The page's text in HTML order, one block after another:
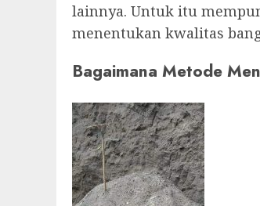
lainnya. Untuk itu
menentukan kwalitas
Bagaimana Metode